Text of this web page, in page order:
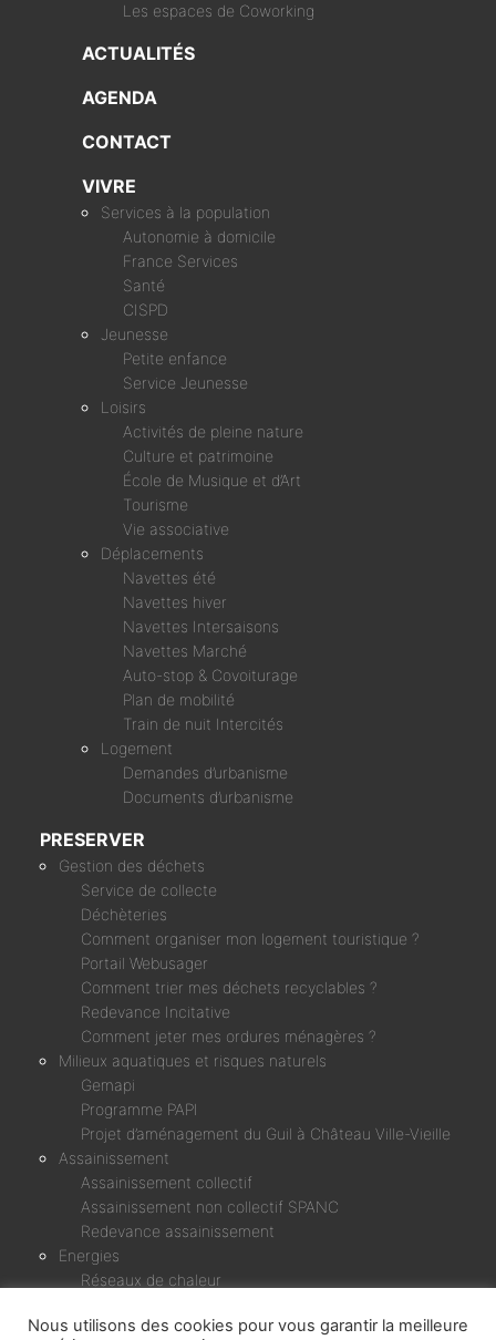
Les espaces de Coworking
ACTUALITÉS
AGENDA
CONTACT
VIVRE
Services à la population
Autonomie à domicile
France Services
Santé
CISPD
Jeunesse
Petite enfance
Service Jeunesse
Loisirs
Activités de pleine nature
Culture et patrimoine
École de Musique et d’Art
Tourisme
Vie associative
Déplacements
Navettes été
Navettes hiver
Navettes Intersaisons
Navettes Marché
Auto-stop & Covoiturage
Plan de mobilité
Train de nuit Intercités
Logement
Demandes d’urbanisme
Documents d’urbanisme
PRESERVER
Gestion des déchets
Service de collecte
Déchèteries
Comment organiser mon logement touristique ?
Portail Webusager
Comment trier mes déchets recyclables ?
Redevance Incitative
Comment jeter mes ordures ménagères ?
Milieux aquatiques et risques naturels
Gemapi
Programme PAPI
Projet d’aménagement du Guil à Château Ville-Vieille
Assainissement
Assainissement collectif
Assainissement non collectif SPANC
Redevance assainissement
Energies
Réseaux de chaleur
Nous utilisons des cookies pour vous garantir la meilleure